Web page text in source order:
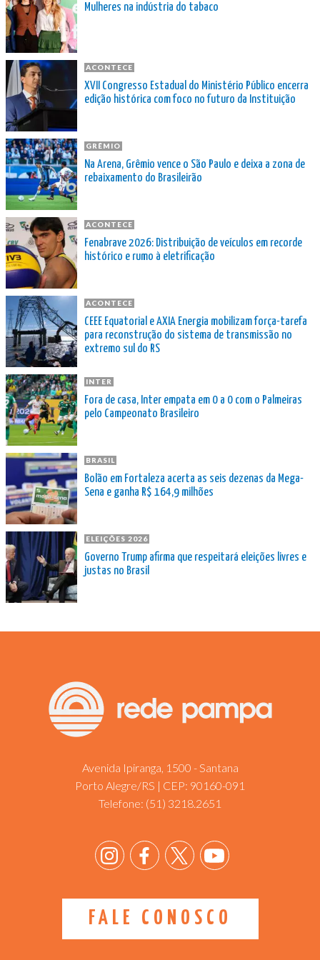
Mulheres na indústria do tabaco
ACONTECE
XVII Congresso Estadual do Ministério Público encerra
edição histórica com foco no futuro da Instituição
GRÊMIO
Na Arena, Grêmio vence o São Paulo e deixa a zona de
rebaixamento do Brasileirão
ACONTECE
Fenabrave 2026: Distribuição de veículos em recorde
histórico e rumo à eletrificação
ACONTECE
CEEE Equatorial e AXIA Energia mobilizam força-tarefa
para reconstrução do sistema de transmissão no
extremo sul do RS
INTER
Fora de casa, Inter empata em 0 a 0 com o Palmeiras
pelo Campeonato Brasileiro
BRASIL
Bolão em Fortaleza acerta as seis dezenas da Mega-
Sena e ganha R$ 164,9 milhões
ELEIÇÕES 2026
Governo Trump afirma que respeitará eleições livres e
justas no Brasil
Avenida Ipiranga, 1500 - Santana
Porto Alegre/RS | CEP: 90160-091
Telefone: (51) 3218.2651
FALE CONOSCO